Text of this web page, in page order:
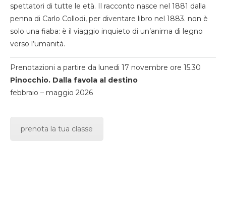
spettatori di tutte le età. Il racconto nasce nel 1881 dalla
penna di Carlo Collodi, per diventare libro nel 1883. non è
solo una fiaba: è il viaggio inquieto di un’anima di legno
verso l’umanità.
Prenotazioni a partire da lunedi 17 novembre ore 15.30
Pinocchio. Dalla favola al destino
febbraio – maggio 2026
prenota la tua classe